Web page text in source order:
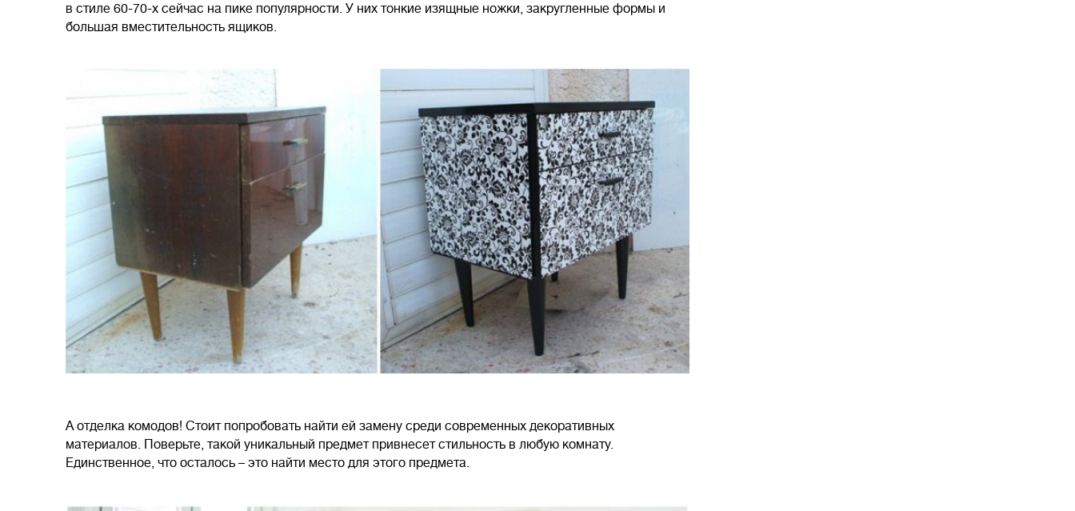
в стиле 60-70-х сейчас на пике популярности. У них тонкие изящные ножки, закругленные формы и
большая вместительность ящиков.
А отделка комодов! Стоит попробовать найти ей замену среди современных декоративных
материалов. Поверьте, такой уникальный предмет привнесет стильность в любую комнату.
Единственное, что осталось – это найти место для этого предмета.